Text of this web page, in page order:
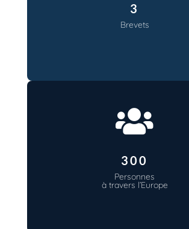
3
Brevets

300
Personnes
à travers l’Europe